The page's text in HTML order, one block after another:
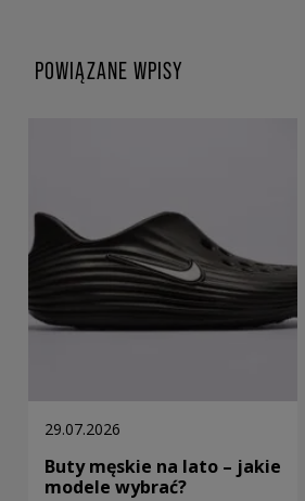
POWIĄZANE WPISY
29.07.2026
Buty męskie na lato – jakie
modele wybrać?